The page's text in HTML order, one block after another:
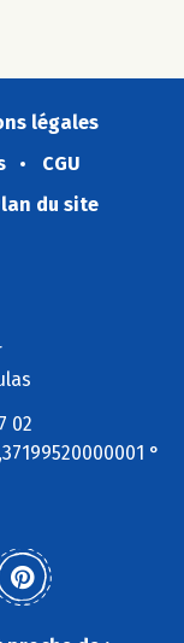
légales
CGU
du site
02
°